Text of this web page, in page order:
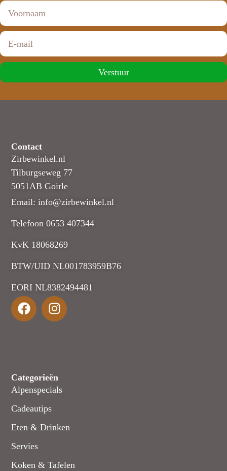
Verstuur
Contact
Zirbewinkel.nl
Tilburgseweg 77
5051AB Goirle
Email: info@zirbewinkel.nl
Telefoon 0653 407344
KvK 18068269
BTW/UID NL001783959B76
EORI NL8382494481
Categorieën
Alpenspecials
Cadeautips
Eten & Drinken
Servies
Koken & Tafelen